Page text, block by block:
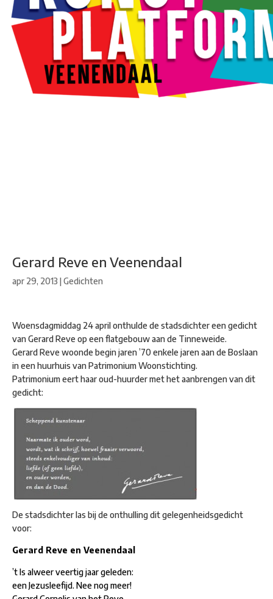
Gerard Reve en Veenendaal
apr 29, 2013 |Gedichten
Woensdagmiddag 24 april onthulde de stadsdichter een gedicht
van Gerard Reve op een flatgebouw aan de Tinneweide.
Gerard Reve woonde begin jaren ’70 enkele jaren aan de Boslaan
in een huurhuis van Patrimonium Woonstichting.
Patrimonium eert haar oud-huurder met het aanbrengen van dit
gedicht:
De stadsdichter las bij de onthulling dit gelegenheidsgedicht
voor:
Gerard Reve en Veenendaal
’t Is alweer veertig jaar geleden:
een Jezusleefijd. Nee nog meer!